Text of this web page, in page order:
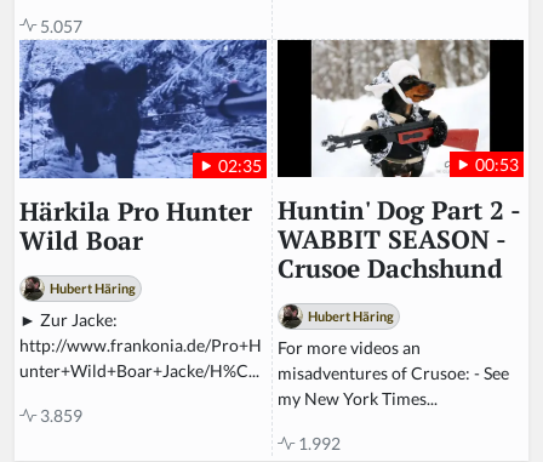
5.057
02:35
Härkila Pro Hunter
Wild Boar
Hubert Häring
► Zur Jacke:
http://www.frankonia.de/Pro+H
unter+Wild+Boar+Jacke/H%C...
3.859
00:53
Huntin' Dog Part 2 -
WABBIT SEASON -
Crusoe Dachshund
Hubert Häring
For more videos an
misadventures of Crusoe: - See
my New York Times...
1.992